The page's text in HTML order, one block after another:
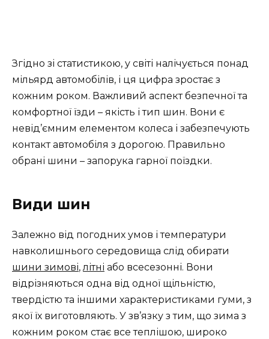
Згідно зі статистикою, у світі налічується понад
мільярд автомобілів, і ця цифра зростає з
кожним роком. Важливий аспект безпечної та
комфортної їзди – якість і тип шин. Вони є
невід’ємним елементом колеса і забезпечують
контакт автомобіля з дорогою. Правильно
обрані шини – запорука гарної поїздки.
Види шин
Залежно від погодних умов і температури
навколишнього середовища слід обирати
шини зимові,літні або всесезонні. Вони
відрізняються одна від одної щільністю,
твердістю та іншими характеристиками гуми, з
якої їх виготовляють. У зв’язку з тим, що зима з
кожним роком стає все теплішою, широко